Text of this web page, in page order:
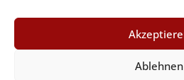
Ablehnen